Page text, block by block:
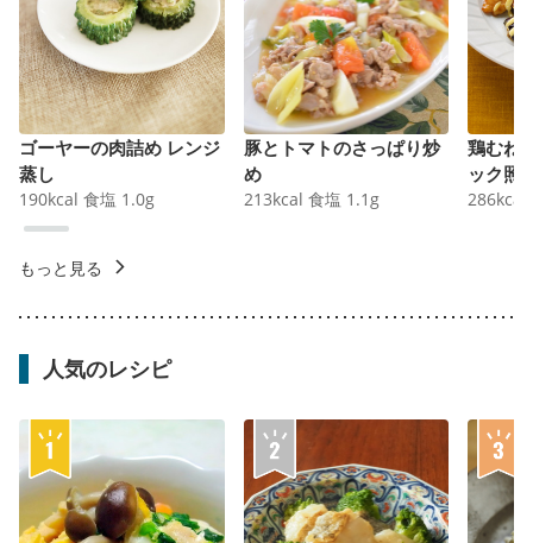
ゴーヤーの肉詰め レンジ
蒸し
190kcal 食塩 1.0g
豚とトマトのさっぱり炒
め
213kcal 食塩 1.1 g
鶏むね
ック照
286kcal
もっと見る
人気のレシピ